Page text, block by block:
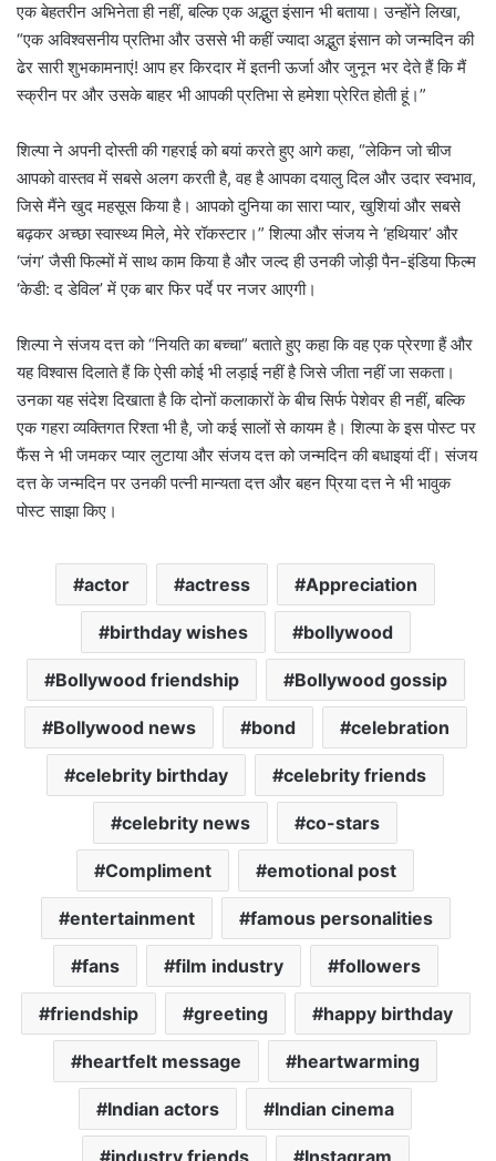
एक बेहतरीन अभिनेता ही नहीं, बल्कि एक अद्भुत इंसान भी बताया। उन्होंने लिखा,
“एक अविश्वसनीय प्रतिभा और उससे भी कहीं ज्यादा अद्भुत इंसान को जन्मदिन की
ढेर सारी शुभकामनाएं! आप हर किरदार में इतनी ऊर्जा और जुनून भर देते हैं कि मैं
स्क्रीन पर और उसके बाहर भी आपकी प्रतिभा से हमेशा प्रेरित होती हूं।”
शिल्पा ने अपनी दोस्ती की गहराई को बयां करते हुए आगे कहा, “लेकिन जो चीज
आपको वास्तव में सबसे अलग करती है, वह है आपका दयालु दिल और उदार स्वभाव,
जिसे मैंने खुद महसूस किया है। आपको दुनिया का सारा प्यार, खुशियां और सबसे
बढ़कर अच्छा स्वास्थ्य मिले, मेरे रॉकस्टार।” शिल्पा और संजय ने ‘हथियार’ और
‘जंग’ जैसी फिल्मों में साथ काम किया है और जल्द ही उनकी जोड़ी पैन-इंडिया फिल्म
‘केडी: द डेविल’ में एक बार फिर पर्दे पर नजर आएगी।
शिल्पा ने संजय दत्त को “नियति का बच्चा” बताते हुए कहा कि वह एक प्रेरणा हैं और
यह विश्वास दिलाते हैं कि ऐसी कोई भी लड़ाई नहीं है जिसे जीता नहीं जा सकता।
उनका यह संदेश दिखाता है कि दोनों कलाकारों के बीच सिर्फ पेशेवर ही नहीं, बल्कि
एक गहरा व्यक्तिगत रिश्ता भी है, जो कई सालों से कायम है। शिल्पा के इस पोस्ट पर
फैंस ने भी जमकर प्यार लुटाया और संजय दत्त को जन्मदिन की बधाइयां दीं। संजय
दत्त के जन्मदिन पर उनकी पत्नी मान्यता दत्त और बहन प्रिया दत्त ने भी भावुक
पोस्ट साझा किए।
actor actress Appreciation
birthday wishes bollywood
Bollywood friendship Bollywood gossip
Bollywood news bond celebration
celebrity birthday celebrity friends
celebrity news co-stars
Compliment emotional post
entertainment famous personalities
fans film industry followers
friendship greeting happy birthday
heartfelt message heartwarming
Indian actors Indian cinema